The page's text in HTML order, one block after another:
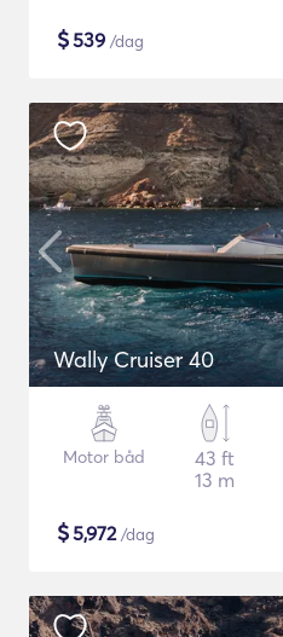
$539 /dag
Wally Cruiser 40
Motor båd
43 ft
13 m
$5,972/dag